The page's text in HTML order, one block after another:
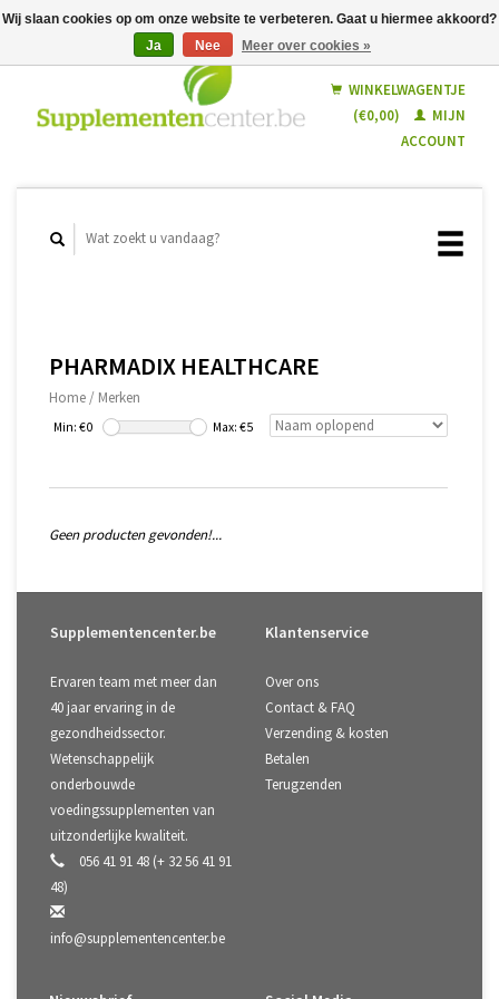
Nederlands
WINKELWAGENTJE
(€0,00)
MIJN
ACCOUNT
PHARMADIX HEALTHCARE
Home / Merken
Min: €0 Max: €5
Geen producten gevonden!...
Supplementencenter.be
Ervaren team met meer dan
40 jaar ervaring in de
gezondheidssector.
Wetenschappelijk
onderbouwde
voedingssupplementen van
uitzonderlijke kwaliteit.
056 41 91 48 (+ 32 56 41 91
48)
info@supplementencenter.be
Klantenservice
Over ons
Contact & FAQ
Verzending & kosten
Betalen
Terugzenden
Wij slaan cookies op om onze website te verbeteren. Gaat u hiermee akkoord?
Ja
Nee Meer over cookies »